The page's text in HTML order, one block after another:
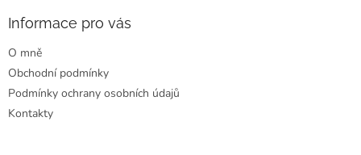
Informace pro vás
O mně
Obchodní podmínky
Podmínky ochrany osobních údajů
Kontakty